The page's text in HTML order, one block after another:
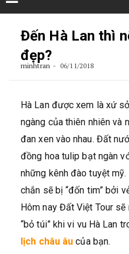
Đến Hà Lan thì
đẹp?
minhtran 06/11/2018
Hà Lan được xem là xứ
ngàng của thiên nhiên và
đan xen vào nhau. Đất
đồng hoa tulip bạt ngàn
những kênh đào tuyệt mỹ.
chắn sẽ bị “đốn tim” bởi
Hôm nay Đất Việt Tour
“bỏ túi” khi vi vu Hà Lan
lịch châu âu của bạn.